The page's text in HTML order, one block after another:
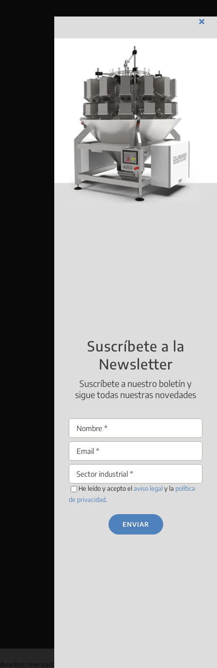
reservados ·
Suscríbete a la
Newsletter
Suscríbete a nuestro boletín y
sigue todas nuestras novedades
He leído y acepto el aviso legal y la política
de privacidad.
ENVIAR